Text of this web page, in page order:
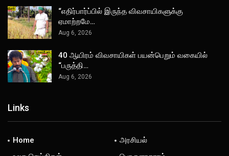
“எதிர்பார்ப்பில் இருந்த விவசாயிகளுக்கு
ஏமாற்றமே…
Aug 6, 2026
40 ஆயிரம் விவசாயிகள் பயன்பெறும் வகையில்
“பருத்தி…
Aug 6, 2026
Links
Home
அரசியல்